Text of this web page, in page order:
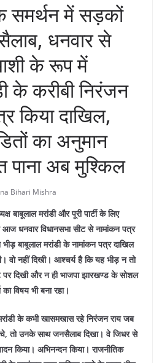
समर्थन में सड़कों
धनवार से
के रूप में
के करीबी निरंजन
किया दाखिल,
का अनुमान
पाना अब मुश्किल
Bihari Mishra
बाबूलाल मरांडी और पूरी पार्टी के लिए
आज धनवार विधानसभा सीट से नामांकन पत्र
बाबूलाल मरांडी के नामांकन पत्र दाखिल
वो नहीं दिखी। आश्चर्य है कि यह भीड़ न तो
पर दिखी और न ही भाजपा झारखण्ड के सोशल
विषय भी बना रहा।
के कभी खासमखास रहे निरंजन राय जब
तो उनके साथ जनसैलाब दिखा। वे जिधर से
किया। अभिनन्दन किया। राजनीतिक